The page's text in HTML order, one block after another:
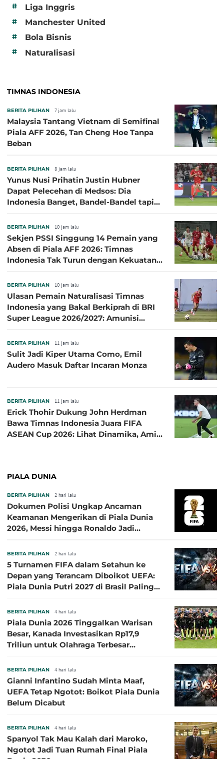
# Liga Inggris
# Manchester United
# Bola Bisnis
# Naturalisasi
TIMNAS INDONESIA
BERITA PILIHAN 7 jam lalu
Malaysia Tantang Vietnam di Semifinal
Piala AFF 2026, Tan Cheng Hoe Tanpa
Beban
BERITA PILIHAN 8 jam lalu
Yunus Nusi Prihatin Justin Hubner
Dapat Pelecehan di Medsos: Dia
Indonesia Banget, Bandel-Bandel tapi
BERITA PILIHAN 10 jam lalu
Sekjen PSSI Singgung 14 Pemain yang
Absen di Piala AFF 2026: Timnas
Indonesia Tak Turun dengan Kekuatan
BERITA PILIHAN 10 jam lalu
Ulasan Pemain Naturalisasi Timnas
Indonesia yang Bakal Berkiprah di BRI
Super League 2026/2027: Amunisi
BERITA PILIHAN 11 jam lalu
Sulit Jadi Kiper Utama Como, Emil
Audero Masuk Daftar Incaran Monza
BERITA PILIHAN 11 jam lalu
Erick Thohir Dukung John Herdman
Bawa Timnas Indonesia Juara FIFA
ASEAN Cup 2026: Lihat Dinamika, Amit-
PIALA DUNIA
BERITA PILIHAN 2 hari lalu
Dokumen Polisi Ungkap Ancaman
Keamanan Mengerikan di Piala Dunia
2026, Messi hingga Ronaldo Jadi
BERITA PILIHAN 2 hari lalu
5 Turnamen FIFA dalam Setahun ke
Depan yang Terancam Diboikot UEFA:
Piala Dunia Putri 2027 di Brasil Paling
BERITA PILIHAN 4 hari lalu
Piala Dunia 2026 Tinggalkan Warisan
Besar, Kanada Investasikan Rp17,9
Triliun untuk Olahraga Terbesar
BERITA PILIHAN 4 hari lalu
Gianni Infantino Sudah Minta Maaf,
UEFA Tetap Ngotot: Boikot Piala Dunia
Belum Dicabut
BERITA PILIHAN 4 hari lalu
Spanyol Tak Mau Kalah dari Maroko,
Ngotot Jadi Tuan Rumah Final Piala